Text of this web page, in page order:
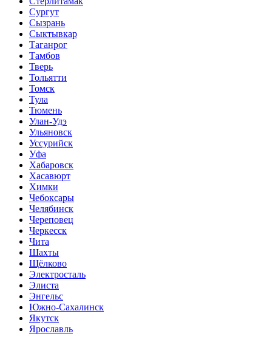
Сургут
Сызрань
Сыктывкар
Таганрог
Тамбов
Тверь
Тольятти
Томск
Тула
Тюмень
Улан-Удэ
Ульяновск
Уссурийск
Уфа
Хабаровск
Хасавюрт
Химки
Чебоксары
Челябинск
Череповец
Черкесск
Чита
Шахты
Щёлково
Электросталь
Элиста
Энгельс
Южно-Сахалинск
Якутск
Ярославль